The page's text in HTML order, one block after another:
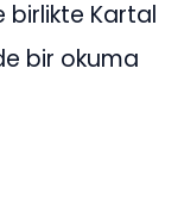
birlikte Kartal
bir okuma